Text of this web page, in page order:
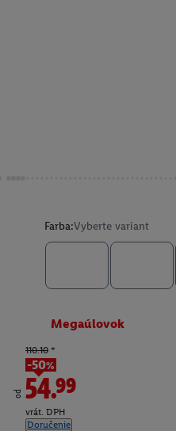
Farba:Vyberte variant
Megaúlovok
od
110.10 *
-50%
54.99
vrát. DPH
Doručenie